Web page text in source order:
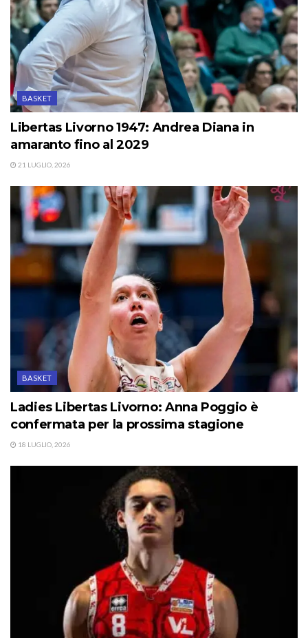
BASKET
Libertas Livorno 1947: Andrea Diana in
amaranto fino al 2029
21 LUGLIO, 2026
BASKET
Ladies Libertas Livorno: Anna Poggio è
confermata per la prossima stagione
18 LUGLIO, 2026